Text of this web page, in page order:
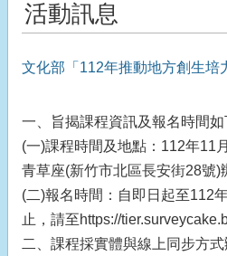
活動訊息
文化部「112年推動地方創生培
一、旨揭課程資訊及報名時間如
(一)課程時間及地點：112年11
青草座(新竹市北區長安街28號)
(二)報名時間：自即日起至112
止，請至https://
二、課程採實體與線上同步方